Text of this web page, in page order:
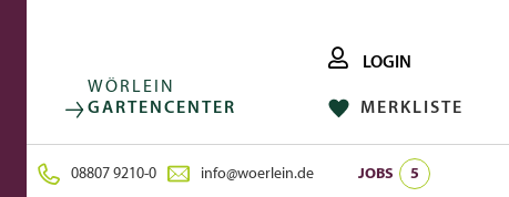
WÖRLEIN
GARTENCENTER
LOGIN
MERKLISTE
08807 9210-0 info@woerlein.de JOBS 5
FOLGE UNS AUF: INSTAGRAM FACEBOOK